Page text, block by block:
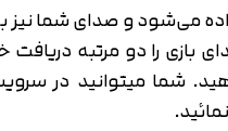
می‌شود و صدای شما
بازی را دو مرتبه